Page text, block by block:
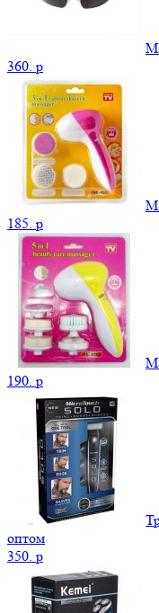
360. p
185. p
190. p
оптом
350. p